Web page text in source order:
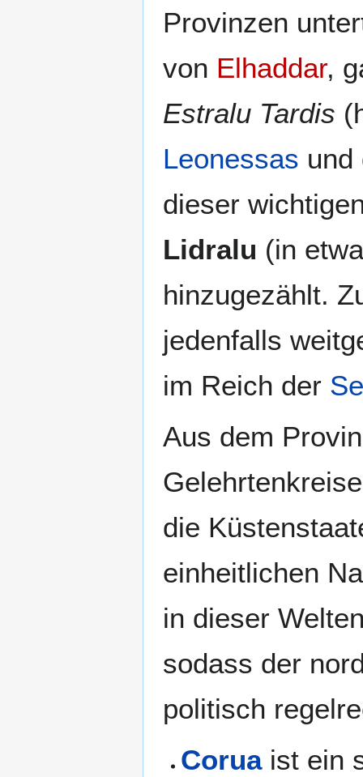
Provinzen
von Elhaddar,
Estralu Tardis
Leonessas
dieser
Lidralu (in
hinzugezählt.
jedenfalls
im Reich der
Aus dem
die
einheitlichen
in dieser
sodass der
politisch
Coruaist ein